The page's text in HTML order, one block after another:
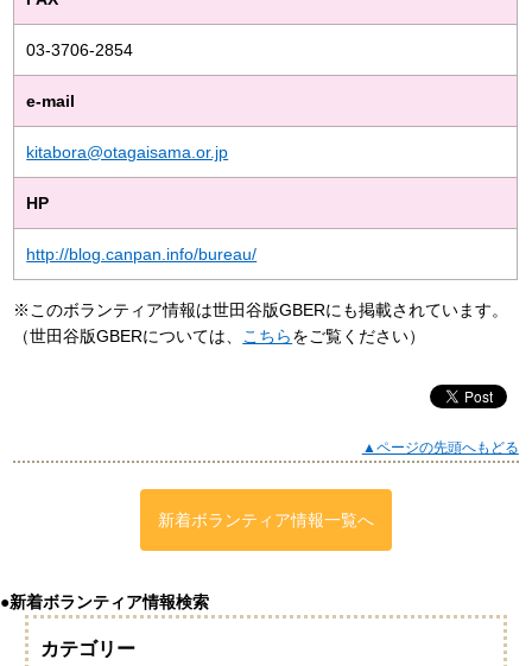
03-3706-2854
e-mail
kitabora@otagaisama.or.jp
HP
http://blog.canpan.info/bureau/
※このボランティア情報は世田谷版GBERにも掲載されています。
（世田谷版GBERについては、
こちらをご覧ください）
▲ページの先頭へもどる
新着ボランティア情報一覧へ
●新着ボランティア情報検索
カテゴリー